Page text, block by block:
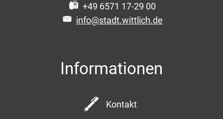
+49 6571 17-29 00
info@stadt.wittlich.de
Informationen
Kontakt